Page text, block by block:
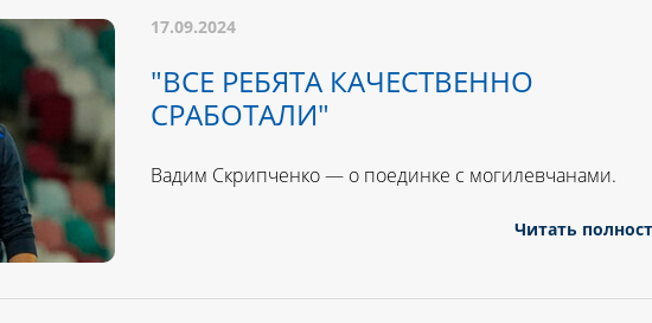
17.09.2024
"ВСЕ РЕБЯТА КАЧЕСТВЕННО
СРАБОТАЛИ"
Вадим Скрипченко — о поединке с могилевчанами.
Читать